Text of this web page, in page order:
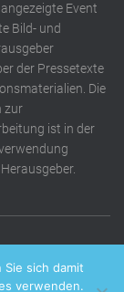
Event
Bild- und
der Pressetexte
Die
zur
ist in der
sich damit
verwenden.